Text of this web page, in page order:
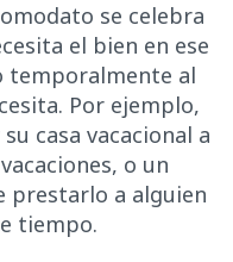
se celebra
el bien en ese
temporalmente al
Por ejemplo,
casa vacacional a
o un
prestarlo a alguien
tiempo.